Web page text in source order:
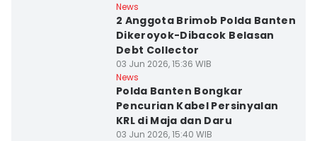
News
2 Anggota Brimob Polda Banten
Dikeroyok-Dibacok Belasan
Debt Collector
03 Jun 2026, 15:36 WIB
News
Polda Banten Bongkar
Pencurian Kabel Persinyalan
KRL di Maja dan Daru
03 Jun 2026, 15:40 WIB